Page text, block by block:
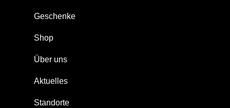
Geschenke
Shop
Über uns
Aktuelles
Standorte